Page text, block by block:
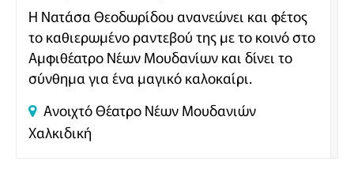
Η Νατάσα Θεοδωρίδου ανανεώνει και φέτος
το καθιερωμένο ραντεβού της με το κοινό στο
Αμφιθέατρο Νέων Μουδανίων και δίνει το
σύνθημα για ένα μαγικό καλοκαίρι.
Ανοιχτό Θέατρο Νέων Μουδανιών
Χαλκιδική